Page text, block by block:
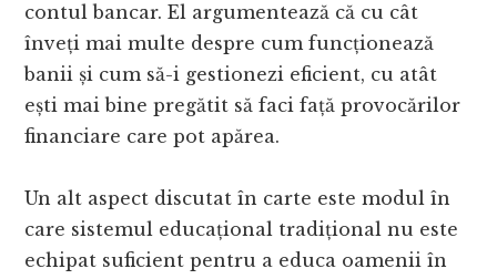
contul bancar. El argumentează că cu cât
înveți mai multe despre cum funcționează
banii și cum să-i gestionezi eficient, cu atât
ești mai bine pregătit să faci față provocărilor
financiare care pot apărea.
Un alt aspect discutat în carte este modul în
care sistemul educațional tradițional nu este
echipat suficient pentru a educa oamenii în